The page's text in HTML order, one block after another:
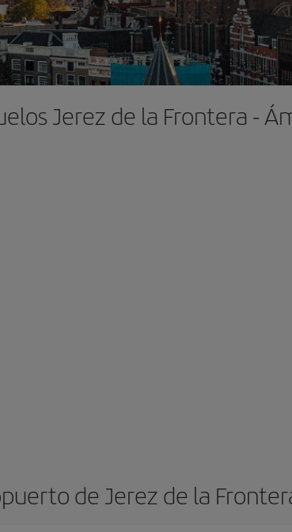
Jerez de la Frontera -
de Jerez de la